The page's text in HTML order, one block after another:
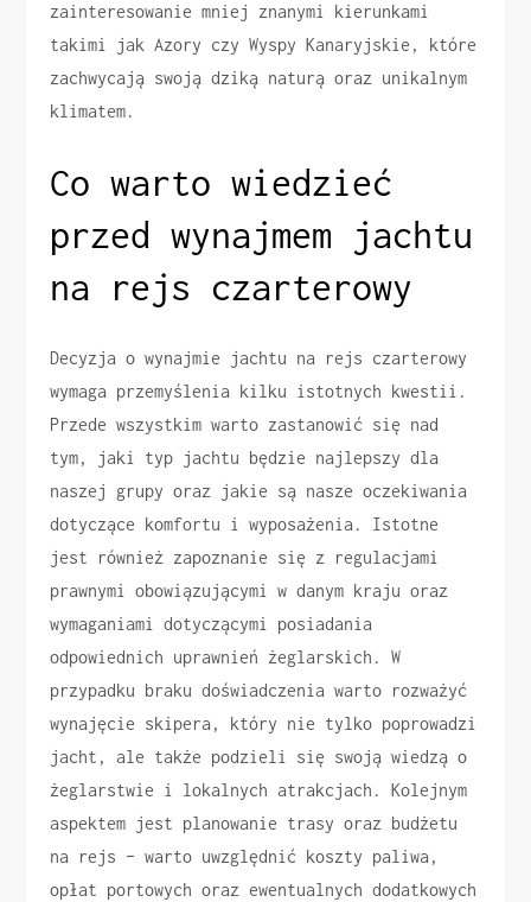
zainteresowanie mniej znanymi kierunkami
takimi jak Azory czy Wyspy Kanaryjskie, które
zachwycają swoją dziką naturą oraz unikalnym
klimatem.
Co warto wiedzieć
przed wynajmem jachtu
na rejs czarterowy
Decyzja o wynajmie jachtu na rejs czarterowy
wymaga przemyślenia kilku istotnych kwestii.
Przede wszystkim warto zastanowić się nad
tym, jaki typ jachtu będzie najlepszy dla
naszej grupy oraz jakie są nasze oczekiwania
dotyczące komfortu i wyposażenia. Istotne
jest również zapoznanie się z regulacjami
prawnymi obowiązującymi w danym kraju oraz
wymaganiami dotyczącymi posiadania
odpowiednich uprawnień żeglarskich. W
przypadku braku doświadczenia warto rozważyć
wynajęcie skipera, który nie tylko poprowadzi
jacht, ale także podzieli się swoją wiedzą o
żeglarstwie i lokalnych atrakcjach. Kolejnym
aspektem jest planowanie trasy oraz budżetu
na rejs – warto uwzględnić koszty paliwa,
opłat portowych oraz ewentualnych dodatkowych